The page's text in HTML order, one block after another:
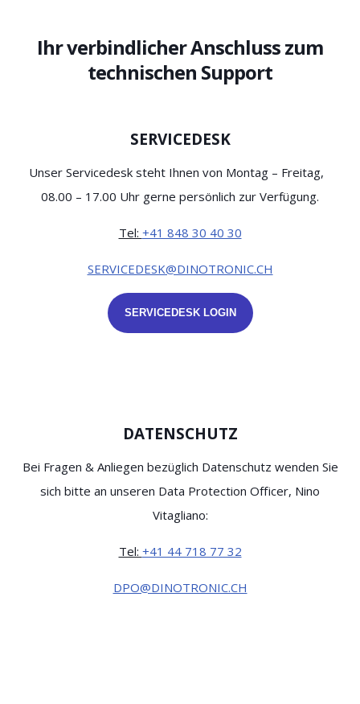
Ihr verbindlicher Anschluss zum
technischen Support
SERVICEDESK
Unser Servicedesk steht Ihnen von Montag – Freitag,
08.00 – 17.00 Uhr gerne persönlich zur Verfügung.
Tel: +41 848 30 40 30
SERVICEDESK@DINOTRONIC.CH
SERVICEDESK LOGIN
DATENSCHUTZ
Bei Fragen & Anliegen bezüglich Datenschutz wenden Sie
sich bitte an unseren Data Protection Officer, Nino
Vitagliano:
Tel: +41 44 718 77 32
DPO@DINOTRONIC.CH